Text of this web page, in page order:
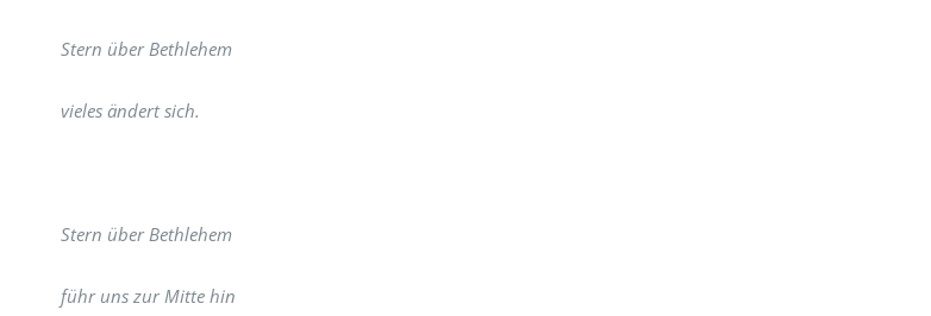
Stern über Bethlehem
vieles ändert sich.
Stern über Bethlehem
führ uns zur Mitte hin